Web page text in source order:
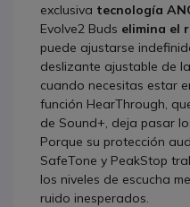
exclusiva tecnología
Evolve2 Buds elimina el
puede ajustarse
deslizante ajustable de la
cuando necesitas estar
función HearThrough,
de Sound+, deja pasar
Porque su protección
SafeTone y PeakStop
los niveles de escucha
ruido inesperados.